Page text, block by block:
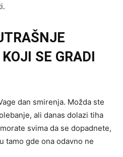
SE GRADI
dan smirenja. Možda ste
ali danas dolazi tiha
svima da se dopadnete,
tamo gde ona odavno ne